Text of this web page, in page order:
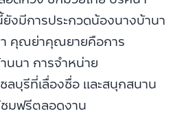
งมีการประกวดน้องนางบ้านา
า คุณย่าคุณยายคือการ
นนา การจำหน่าย
บุรีที่เลื่องชื่อ และสนุกสนาน
มฟรีตลอดงาน